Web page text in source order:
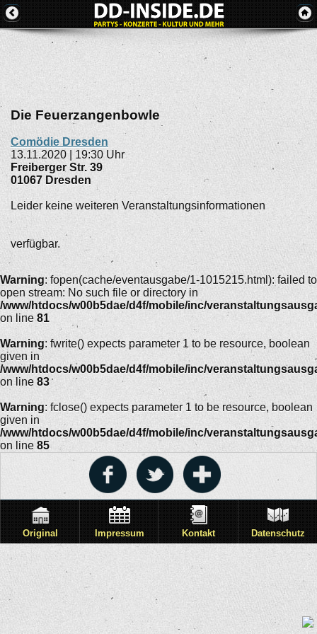
Die Feuerzangenbowle
Comödie Dresden
13.11.2020 | 19:30 Uhr
Freiberger Str. 39
01067 Dresden
Leider keine weiteren Veranstaltungsinformationen
verfügbar.
Warning: fopen(cache/eventausgabe/1-1015215.html): failed to
open stream: No such file or directory in
/www/htdocs/w00b5dae/d4f/mobile/inc/
on line81
Warning: fwrite() expects parameter 1 to be resource, boolean
given in
/www/htdocs/w00b5dae/d4f/mobile/inc/
on line 83
Warning: fclose() expects parameter 1 to be resource, boolean
given in
/www/htdocs/w00b5dae/d4f/mobile/inc/
on line 85
Original Impressum Kontakt Datenschutz